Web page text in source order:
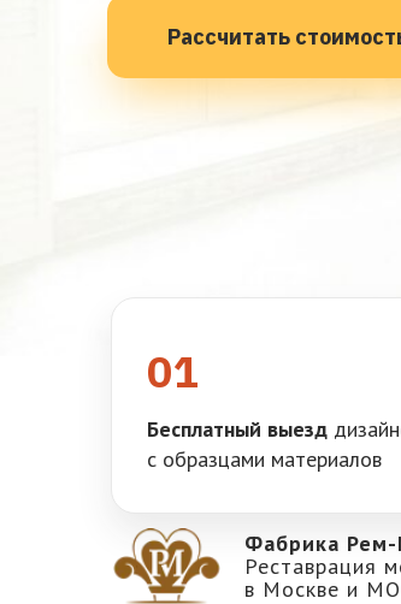
Рассчитать
Бесплатный выезд
с образцами материалов
01
Фабрика
Реставрация
в Москве и МО